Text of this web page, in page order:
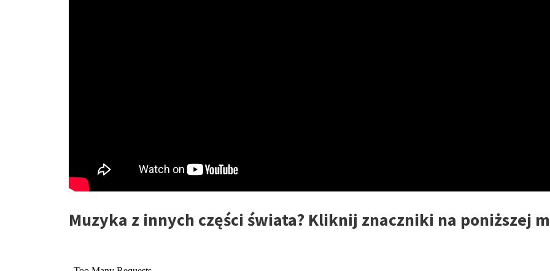
Muzyka z innych części świata? Kliknij znaczniki na poniższej